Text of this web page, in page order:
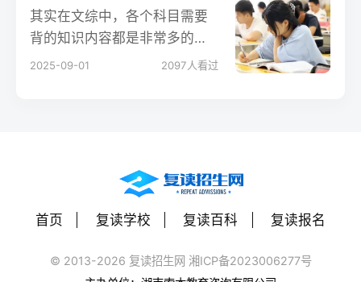
其实在文综中，各个科目需要
背的知识内容都是非常多的，
而且知识量也很大，但是小编
是需要死记硬背的，但是在做
题的时候，还是需要理解的。
2025-09-01 2097 人看过
首页 复读学校 复读百科 复读报名
© 2013-2026 复读招生网 湘ICP备2023006277号